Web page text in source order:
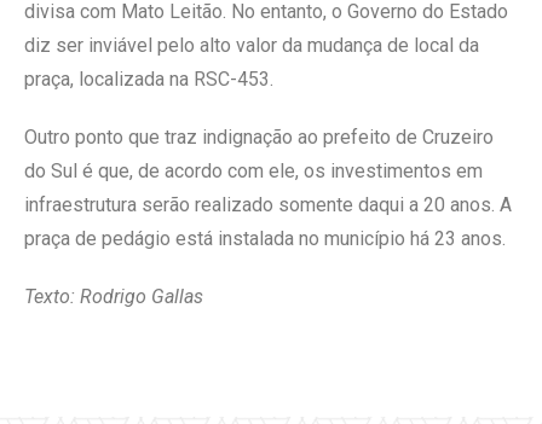
divisa com Mato Leitão. No entanto, o Governo do Estado
diz ser inviável pelo alto valor da mudança de local da
praça, localizada na RSC-453.
Outro ponto que traz indignação ao prefeito de Cruzeiro
do Sul é que, de acordo com ele, os investimentos em
infraestrutura serão realizado somente daqui a 20 anos. A
praça de pedágio está instalada no município há 23 anos.
Texto: Rodrigo Gallas